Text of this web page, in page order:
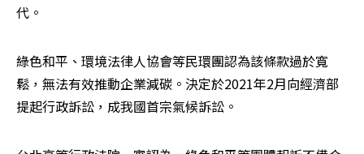
代。
綠色和平、環境法律人協會等民環團認為該條款過於寬
鬆，無法有效推動企業減碳。決定於2021年2月向經濟部
提起行政訴訟，成我國首宗氣候訴訟。